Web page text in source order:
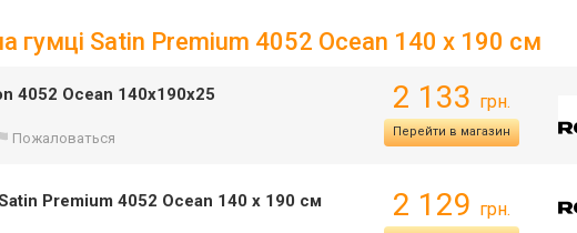
гумці Satin Premium 4052 Ocean 140 х 190 см
4052 Ocean 140х190х25
Пожаловаться
2 133 грн.
Перейти в магазин
Premium 4052 Ocean 140 х 190 см
2 129 грн.